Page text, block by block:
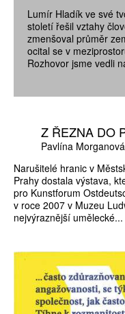
Lumír Hladík ve své
století řešil vztahy
zmenšoval průměr
ocital se v
Rozhovor jsme vedli
Z ŘEZNA DO
Pavlína Morganová
Narušitelé hranic v
Prahy dostala výstava,
pro Kunstforum
v roce 2007 v Muzeu
nejvýraznější umělecké...